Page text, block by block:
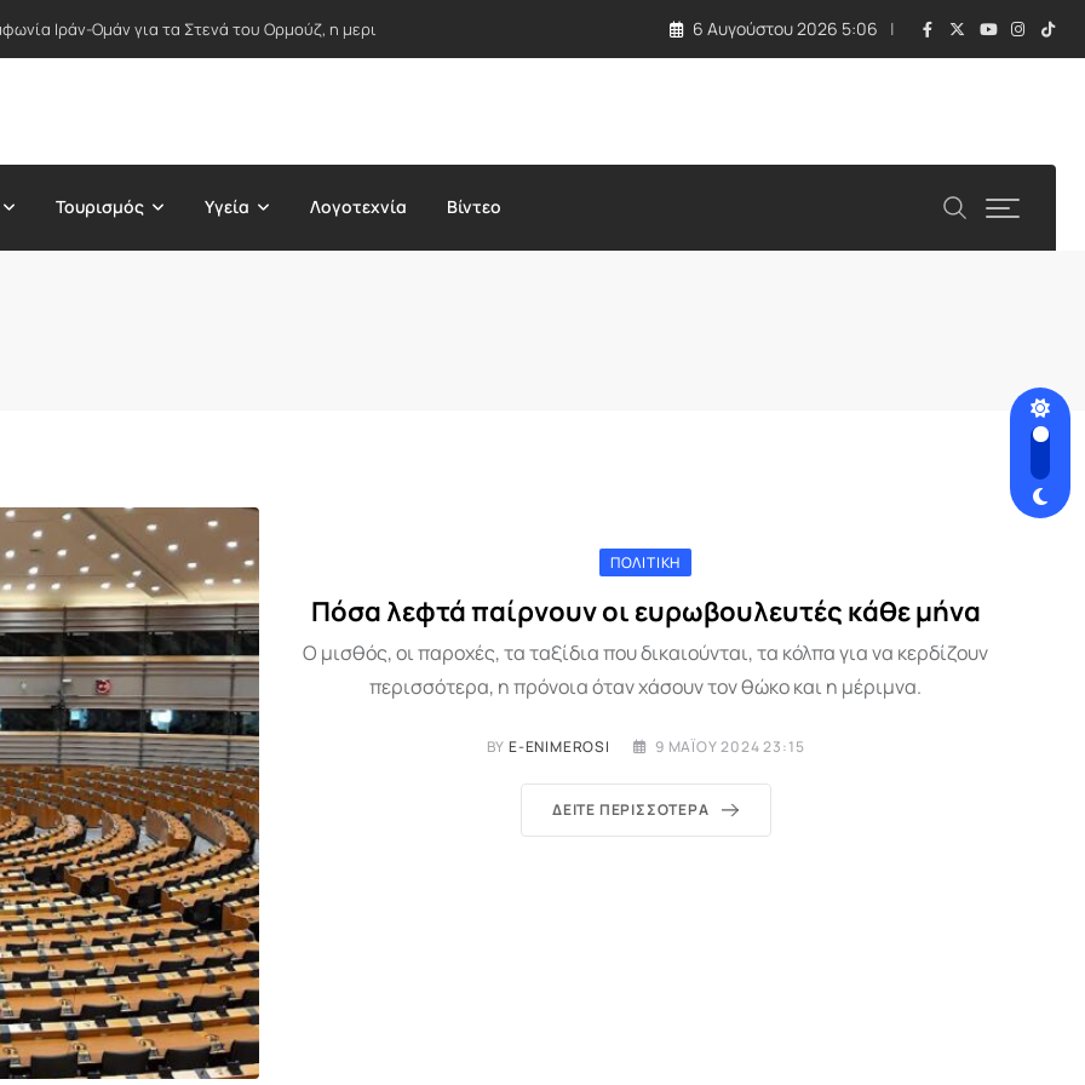
Ιράν-Ομάν για τα Στενά του Ορμούζ, η μερική άρση κυρώσεων από τις ΗΠΑ και η στάση Νετανιάχου
6 Αυγούστου 2026 5:06
Τουρισμός Υγεία Λογοτεχνία Βίντεο
ΠΟΛΙΤΙΚΉ
Πόσα λεφτά παίρνουν οι ευρωβουλευτές κάθε μήνα
Ο μισθός, οι παροχές, τα ταξίδια που δικαιούνται, τα κόλπα για να κερδίζουν
περισσότερα, η πρόνοια όταν χάσουν τον θώκο και η μέριμνα.
BYE-ENIMEROSI 9 ΜΑΪ́ΟΥ 2024 23:15
ΔΕΊΤΕ ΠΕΡΙΣΣΌΤΕΡΑ